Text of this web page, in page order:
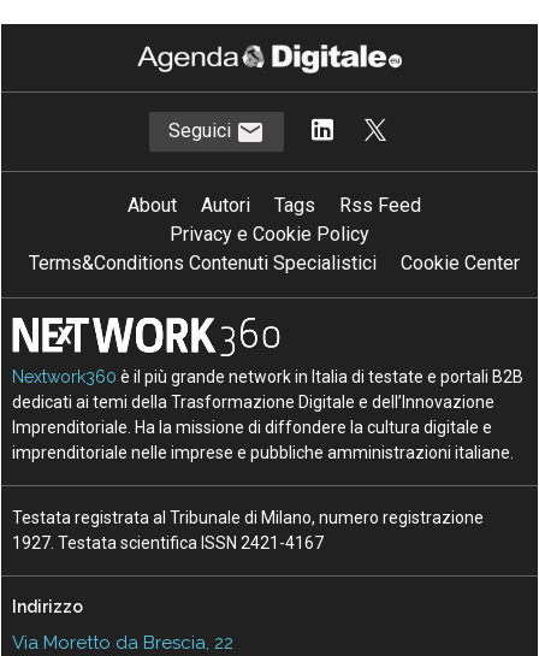
Seguici
About Autori Tags
Rss Feed
Privacy e Cookie Policy
Terms&Conditions Contenuti Specialistici
Cookie Center
Nextwork360 è il più grande network in Italia di testate e portali B2B
dedicati ai temi della Trasformazione Digitale e dell’Innovazione
Imprenditoriale. Ha la missione di diffondere la cultura digitale e
imprenditoriale nelle imprese e pubbliche amministrazioni italiane.
Testata registrata al Tribunale di Milano, numero registrazione
1927. Testata scientifica ISSN 2421-4167
Indirizzo
Via Moretto da Brescia, 22